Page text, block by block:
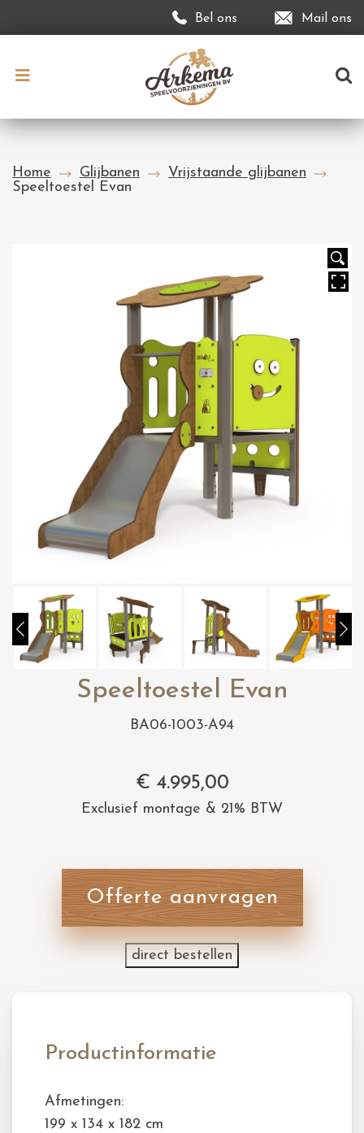
Bel ons Mail ons
Home Glijbanen
Vrijstaande glijbanen
Speeltoestel Evan
Speeltoestel Evan
BA06-1003-A94
€ 4.995,00
Exclusief montage & 21% BTW
Offerte aanvragen
direct bestellen
Productinformatie
Afmetingen:
199 x 134 x 182 cm